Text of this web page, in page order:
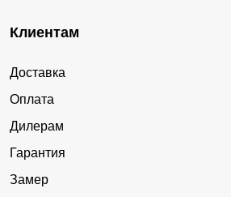
Клиентам
Доставка
Оплата
Дилерам
Гарантия
Замер